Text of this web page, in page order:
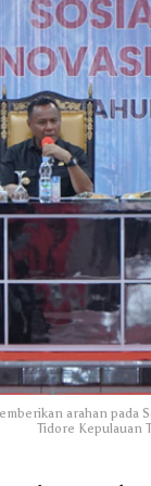
arahan pada
Tidore Kepulauan